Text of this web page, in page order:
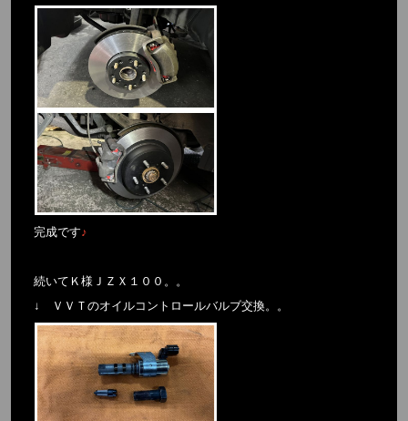
完成です♪
続いてＫ様ＪＺＸ１００。。
↓ ＶＶＴのオイルコントロールバルブ交換。。